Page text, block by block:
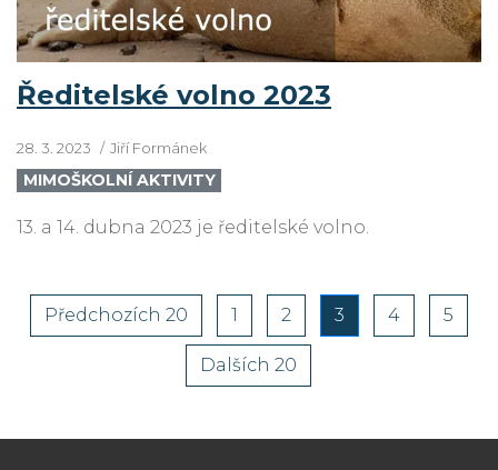
Ředitelské volno 2023
28. 3. 2023 Jiří Formánek
MIMOŠKOLNÍ AKTIVITY
13. a 14. dubna 2023 je ředitelské volno.
Předchozích 20 1 2 3 (aktuální)
4 5
Dalších 20